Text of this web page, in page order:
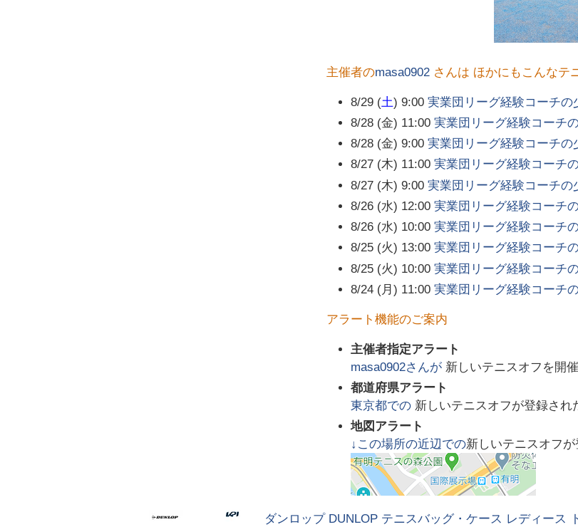
主催者のmasa0902 さんは ほかにもこんなテ
8/29 (土) 9:00 実業団リーグ経験コーチの
8/28 (金) 11:00 実業団リーグ経験コーチ
8/28 (金) 9:00 実業団リーグ経験コーチの
8/27 (木) 11:00 実業団リーグ経験コーチ
8/27 (木) 9:00 実業団リーグ経験コーチの
8/26 (水) 12:00 実業団リーグ経験コーチ
8/26 (水) 10:00 実業団リーグ経験コーチ
8/25 (火) 13:00 実業団リーグ経験コーチ
8/25 (火) 10:00 実業団リーグ経験コーチ
8/24 (月) 11:00 実業団リーグ経験コーチ
アラート機能のご案内
主催者指定アラート
masa0902さんが 新しいテニスオフを開
都道府県アラート
東京都での 新しいテニスオフが登録さ
地図アラート
↓この場所の近辺での新しいテニスオフ
ダンロップ DUNLOP テニスバッグ・ケース レディース